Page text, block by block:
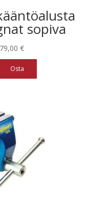
sopiva
79,00 €
€
Osta